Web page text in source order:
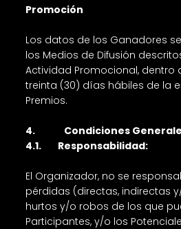
Promoción
Los datos de los Ganadores
los Medios de Difusión
Actividad Promocional, dentro
treinta (30) días hábiles de la
Premios.
4. Condiciones
4.1. Responsabilidad:
El Organizador, no se
pérdidas (directas, indirectas
hurtos y/o robos de los que
Participantes, y/o los